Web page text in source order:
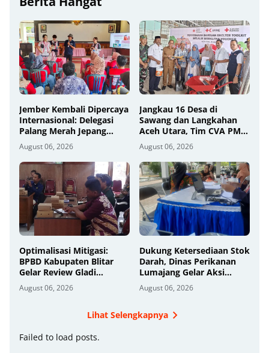
Jember Kembali Dipercaya
Internasional: Delegasi
Palang Merah Jepang
Perkuat Kesiapsiagaan
Bencana di Kawasan
Pesisir dan Sekolah
August 06, 2026
Jangkau 16 Desa di
Sawang dan Langkahan
Aceh Utara, Tim CVA PMI
Salurkan 1.200 Paket
Shelter Toolkit
August 06, 2026
Optimalisasi Mitigasi:
BPBD Kabupaten Blitar
Gelar Review Gladi
Kontinjensi Erupsi Gunung
Kelud
August 06, 2026
Dukung Ketersediaan Stok
Darah, Dinas Perikanan
Lumajang Gelar Aksi
Donor Darah
August 06, 2026
Lihat Selengkapnya
Failed to load posts.